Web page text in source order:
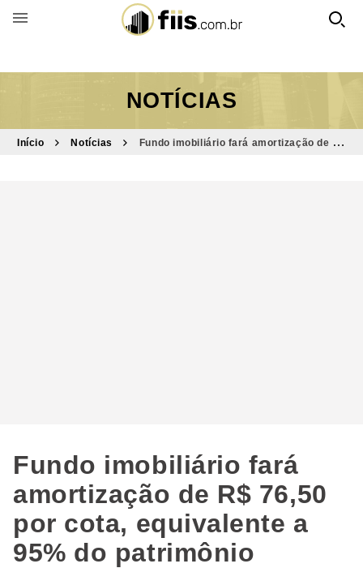
BUSCAR POR FUNDO
NOTÍCIAS
Início Notícias
Fundo imobiliário fará amortização de R$
Fundo imobiliário fará
amortização de R$ 76,50
por cota, equivalente a
95% do patrimônio